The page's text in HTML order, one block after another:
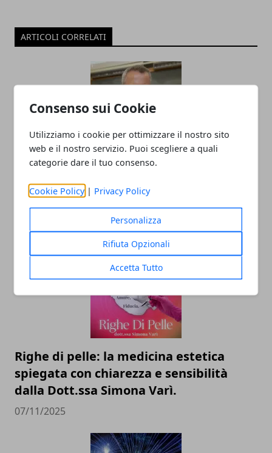
Consenso sui Cookie
Utilizziamo i cookie per ottimizzare il nostro sito
web e il nostro servizio. Puoi scegliere a quali
categorie dare il tuo consenso.
Cookie Policy | Privacy Policy
Personalizza
Rifiuta Opzionali
Accetta Tutto
ARTICOLI CORRELATI
Il professor Nuzzolese, a Torino come a
Bari: scienza e diritti umani nel nome
dell’identità perduta
Righe di pelle: la medicina estetica
spiegata con chiarezza e sensibilità
dalla Dott.ssa Simona Varì.
07/11/2025